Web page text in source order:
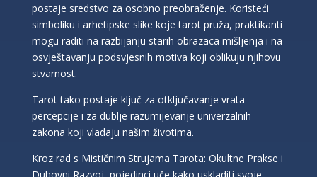
postaje sredstvo za osobno preobraženje. Koristeći
simboliku i arhetipske slike koje tarot pruža, praktikanti
mogu raditi na razbijanju starih obrazaca mišljenja i na
osvještavanju podsvjesnih motiva koji oblikuju njihovu
stvarnost.
Tarot tako postaje ključ za otključavanje vrata
percepcije i za dublje razumijevanje univerzalnih
zakona koji vladaju našim životima.
Kroz rad s Mističnim Strujama Tarota: Okultne Prakse i